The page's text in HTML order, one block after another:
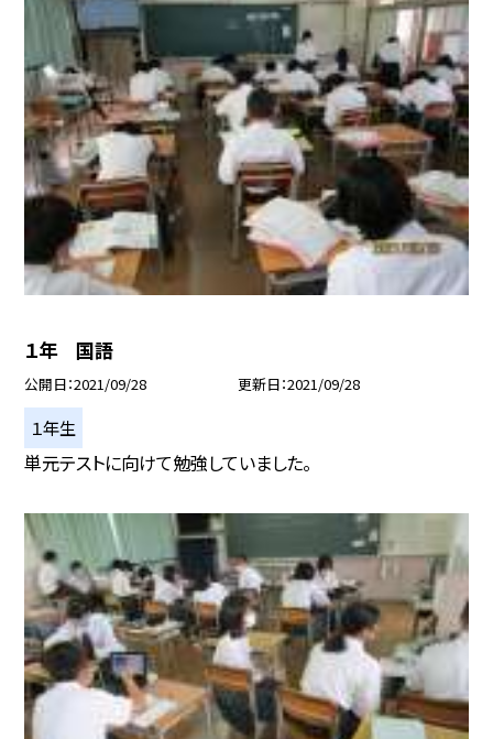
１年 国語
公開日 2021/09/28 更新日 2021/09/28
１年生
単元テストに向けて勉強していました。